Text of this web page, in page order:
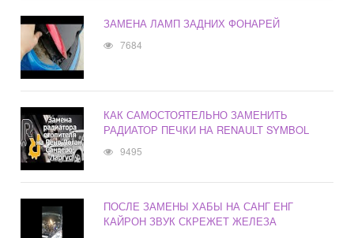
ЗАМЕНА ЛАМП ЗАДНИХ ФОНАРЕЙ
7684
КАК САМОСТОЯТЕЛЬНО ЗАМЕНИТЬ
РАДИАТОР ПЕЧКИ НА RENAULT SYMBOL
9495
ПОСЛЕ ЗАМЕНЫ ХАБЫ НА САНГ ЕНГ
КАЙРОН ЗВУК СКРЕЖЕТ ЖЕЛЕЗА